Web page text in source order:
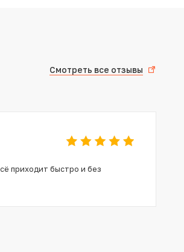
Смотреть все отзывы
приходит быстро и без